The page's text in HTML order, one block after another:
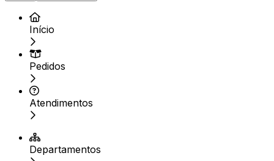
Início
Pedidos
Atendimentos
Departamentos